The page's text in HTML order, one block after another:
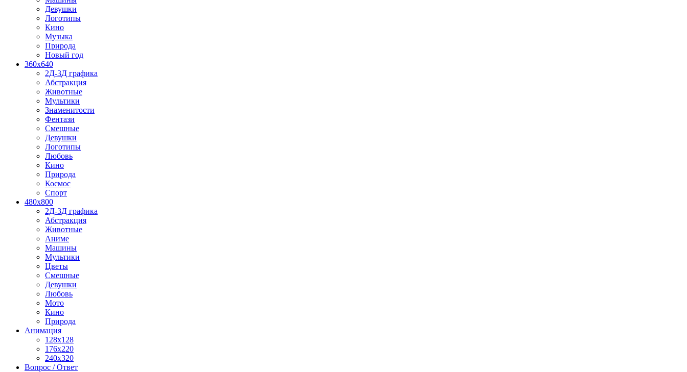
Девушки
Логотипы
Кино
Музыка
Природа
Новый год
360x640
2Д-3Д графика
Абстракция
Животные
Мультики
Знаменитости
Фентази
Смешные
Девушки
Логотипы
Любовь
Кино
Природа
Космос
Спорт
480x800
2Д-3Д графика
Абстракция
Животные
Аниме
Машины
Мультики
Цветы
Смешные
Девушки
Любовь
Мото
Кино
Природа
Анимация
128x128
176x220
240x320
Вопрос / Ответ